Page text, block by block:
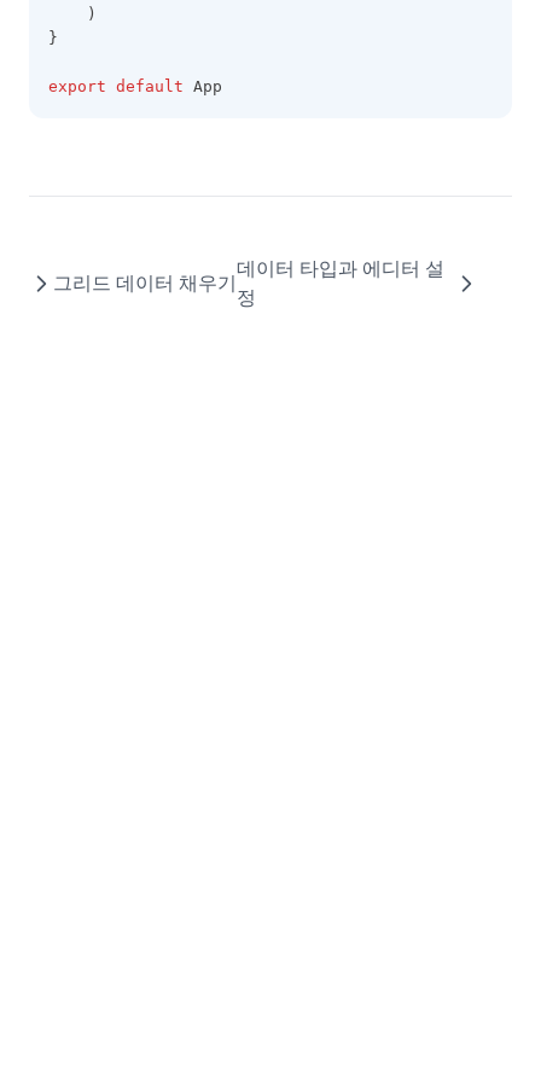
병합된 셀의 합계 계산
DataCell
    )
}
export default App
그리드 데이터 채우기
데이터 타입과 에디터 설
정